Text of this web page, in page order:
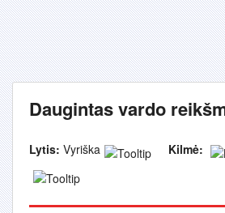
Daugintas vardo
Lytis: Vyriška Kilmė: